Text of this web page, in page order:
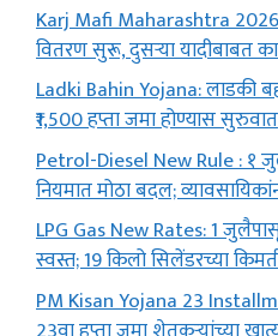
Karj Mafi Maharashtra
वितरण सुरू, दुसऱ्या यादीबाबत
Ladki Bahin Yojana: लाडकी
₹1,500 हप्ता जमा होण्यास सुरुवात
Petrol-Diesel New Rule : १
नियमात मोठा बदल;
LPG Gas New Rates: 1
स्वस्त; 19 किलो सिलेंडरच्या
PM Kisan Yojana 23